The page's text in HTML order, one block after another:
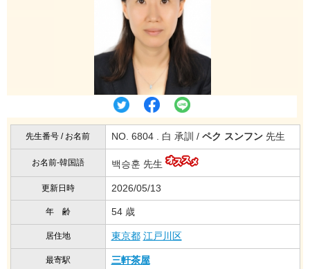
先生番号 / お名前 NO. 6804 . 白 承訓 / ペク スンフン先生
お名前-韓国語 백승훈 先生
更新日時 2026/05/13
年 齢 54 歳
居住地 東京都 江戸川区
最寄駅 三軒茶屋